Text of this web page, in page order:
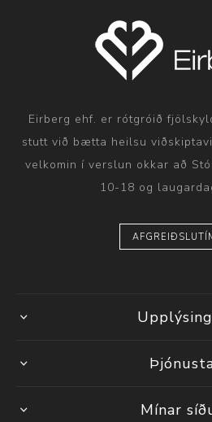
Eirberg ehf. er rótgróið
stutt við bætta heilsu
velkomin í verslun okkar að
10-18 og
Mínar